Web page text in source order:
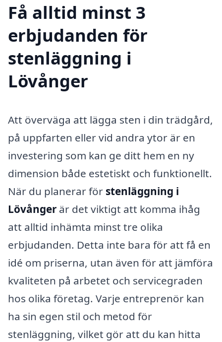
Få alltid minst 3
erbjudanden för
stenläggning i
Lövånger
Att överväga att lägga sten i din trädgård,
på uppfarten eller vid andra ytor är en
investering som kan ge ditt hem en ny
dimension både estetiskt och funktionellt.
När du planerar för stenläggning i
Lövånger är det viktigt att komma ihåg
att alltid inhämta minst tre olika
erbjudanden. Detta inte bara för att få en
idé om priserna, utan även för att jämföra
kvaliteten på arbetet och servicegraden
hos olika företag. Varje entreprenör kan
ha sin egen stil och metod för
stenläggning, vilket gör att du kan hitta